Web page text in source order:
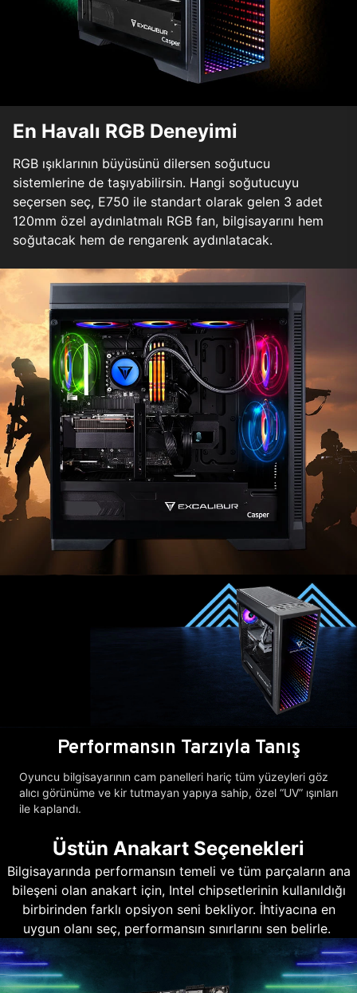
En Havalı RGB Deneyimi
RGB ışıklarının büyüsünü dilersen soğutucu
sistemlerine de taşıyabilirsin. Hangi soğutucuyu
seçersen seç, E750 ile standart olarak gelen 3 adet
120mm özel aydınlatmalı RGB fan, bilgisayarını hem
soğutacak hem de rengarenk aydınlatacak.
Performansın Tarzıyla Tanış
Oyuncu bilgisayarının cam panelleri hariç tüm yüzeyleri göz
alıcı görünüme ve kir tutmayan yapıya sahip, özel “UV” ışınları
ile kaplandı.
Üstün Anakart Seçenekleri
Bilgisayarında performansın temeli ve tüm parçaların ana
bileşeni olan anakart için, Intel chipsetlerinin kullanıldığı
birbirinden farklı opsiyon seni bekliyor. İhtiyacına en
uygun olanı seç, performansın sınırlarını sen belirle.